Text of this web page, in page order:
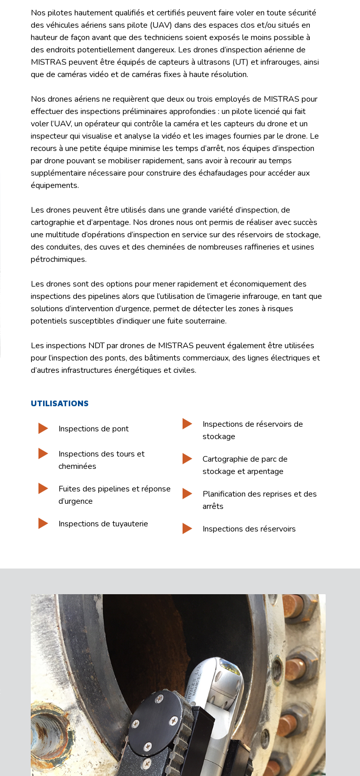
Nos pilotes hautement qualifiés et certifiés peuvent faire voler en toute sécurité
des véhicules aériens sans pilote (UAV) dans des espaces clos et/ou situés en
hauteur de façon avant que des techniciens soient exposés le moins possible à
des endroits potentiellement dangereux. Les drones d’inspection aérienne de
MISTRAS peuvent être équipés de capteurs à ultrasons (UT) et infrarouges, ainsi
que de caméras vidéo et de caméras fixes à haute résolution.
Nos drones aériens ne requièrent que deux ou trois employés de MISTRAS pour
effectuer des inspections préliminaires approfondies : un pilote licencié qui fait
voler l’UAV, un opérateur qui contrôle la caméra et les capteurs du drone et un
inspecteur qui visualise et analyse la vidéo et les images fournies par le drone. Le
recours à une petite équipe minimise les temps d’arrêt, nos équipes d’inspection
par drone pouvant se mobiliser rapidement, sans avoir à recourir au temps
supplémentaire nécessaire pour construire des échafaudages pour accéder aux
équipements.
Les drones peuvent être utilisés dans une grande variété d’inspection, de
cartographie et d’arpentage. Nos drones nous ont permis de réaliser avec succès
une multitude d’opérations d’inspection en service sur des réservoirs de stockage,
des conduites, des cuves et des cheminées de nombreuses raffineries et usines
pétrochimiques.
Les drones sont des options pour mener rapidement et économiquement des
inspections des pipelines alors que l’utilisation de l’imagerie infrarouge, en tant que
solutions d’intervention d’urgence, permet de détecter les zones à risques
potentiels susceptibles d’indiquer une fuite souterraine.
Les inspections NDT par drones de MISTRAS peuvent également être utilisées
pour l’inspection des ponts, des bâtiments commerciaux, des lignes électriques et
d’autres infrastructures énergétiques et civiles.
UTILISATIONS
Inspections de pont
Inspections des tours et
cheminées
Fuites des pipelines et réponse
d’urgence
Inspections de tuyauterie
Inspections de réservoirs de
stockage
Cartographie de parc de
stockage et arpentage
Planification des reprises et des
arrêts
Inspections des réservoirs